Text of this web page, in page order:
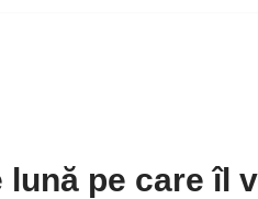
lună pe care îl